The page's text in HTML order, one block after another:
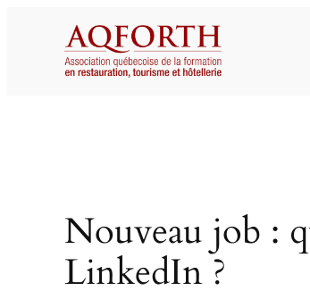
Nouveau job :
LinkedIn ?